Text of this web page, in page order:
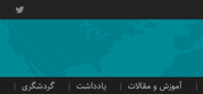
آموزش و مقالات یادداشت گردشگری